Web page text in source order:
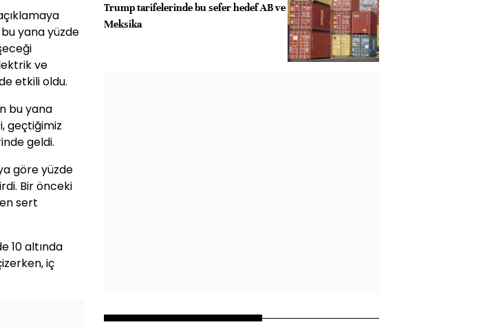
yana yüzde
ve
etkili oldu.
bu yana
geçtiğimiz
geldi.
göre yüzde
Bir önceki
sert
10 altında
iç
Trump tarifelerinde bu sefer hedef AB ve
Meksika